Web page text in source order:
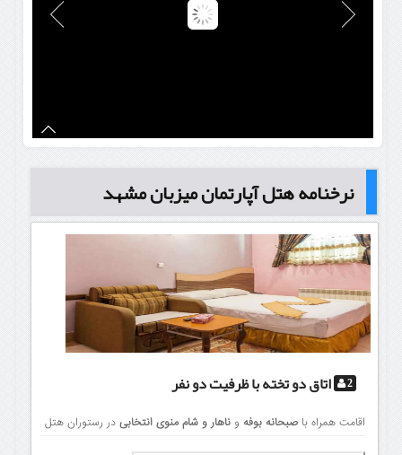
نرخنامه هتل آپارتمان میزبان مشهد
2 اتاق دو تختهبا ظرفیت دو نفر
اقامت همراه با صبحانه بوفه و ناهار و شام منوی انتخابیدر رستوران هتل